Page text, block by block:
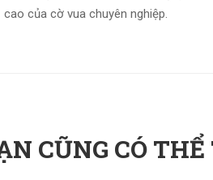
cao của cờ vua chuyên nghiệp.
CŨNG CÓ